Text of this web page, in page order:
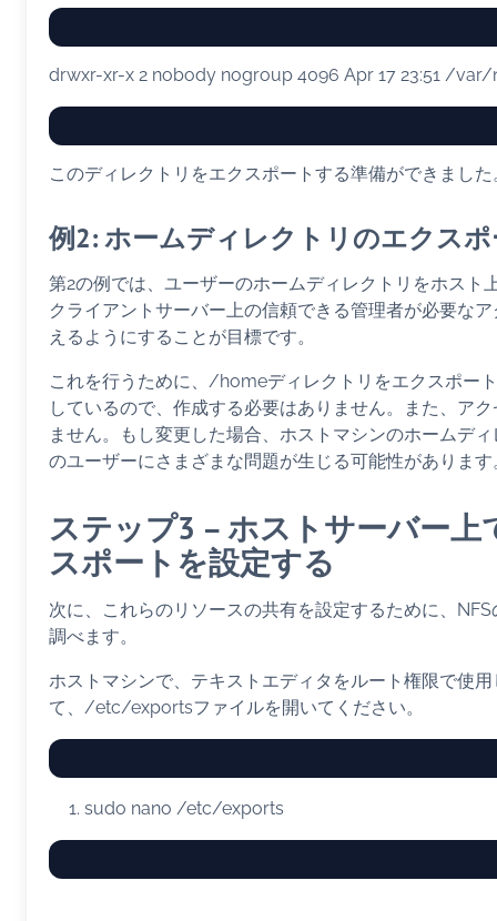
drwxr-xr-x 2 nobody nogroup 4096 Apr 17 23:51 /
このディレクトリをエクスポートする準備ができました
例2: ホームディレクトリのエクス
第2の例では、ユーザーのホームディレクトリをホスト
クライアントサーバー上の信頼できる管理者が必要な
えるようにすることが目標です。
これを行うために、/homeディレクトリをエクスポー
しているので、作成する必要はありません。また、ア
ません。もし変更した場合、ホストマシンのホームデ
のユーザーにさまざまな問題が生じる可能性があります
ステップ3 – ホストサーバー上
スポートを設定する
次に、これらのリソースの共有を設定するために、
調べます。
ホストマシンで、テキストエディタをルート権限で使用
て、/etc/exportsファイルを開いてください。
sudo nano /etc/exports